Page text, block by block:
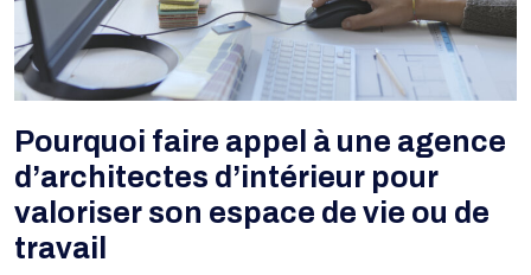
Pourquoi faire appel à une agence
d’architectes d’intérieur pour
valoriser son espace de vie ou de
travail